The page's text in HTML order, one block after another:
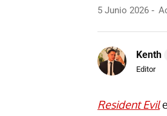
5 Junio 2026
Kenth
Editor
Resident Evil